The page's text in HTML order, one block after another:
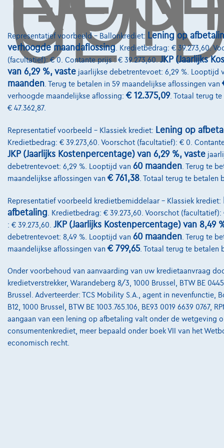
Representatief voorbeeld – Ballonkrediet: Lening op
verhoogde maandaflossing . Kredietbedrag: € 39.273,60.
(facultatief): € 0. Contante prijs : € 39.273,60. JKP (Jaarlijks
van 6,29 %, vaste jaarlijkse debetrentevoet: 6,29 %. Looptijd
maanden . Terug te betalen in 59 maandelijkse aflossingen van
verhoogde maandelijkse aflossing: € 12.375,09. Totaal terug
€ 47.362,87.
Representatief voorbeeld – Klassiek krediet: Lening op
Kredietbedrag: € 39.273,60. Voorschot (facultatief): € 0.
JKP (Jaarlijks Kostenpercentage) van 6,29 %, vaste
debetrentevoet: 6,29 %. Looptijd van 60 maanden . Terug te
maandelijkse aflossingen van € 761,38 . Totaal terug te betalen
Representatief voorbeeld kredietbemiddelaar – Klassiek krediet:
afbetaling . Kredietbedrag: € 39.273,60. Voorschot
: € 39.273,60. JKP (Jaarlijks Kostenpercentage) van 8,49
debetrentevoet: 8,49 %. Looptijd van 60 maanden . Terug te
maandelijkse aflossingen van € 799,65. Totaal terug te betalen
Onder voorbehoud van aanvaarding van uw kredietaanvraag
kredietverstrekker, Warandeberg 8/3, 1000 Brussel, BTW BE
Brussel. Adverteerder: TCS Mobility S.A., agent in nevenfunctie,
B12, 1000 Brussel, BTW BE 1003.765.106, BE93 0019 6639 0767,
aangaan van een lening op afbetaling valt onder de wetgeving
consumentenkrediet, meer bepaald onder boek VII van het
economisch recht.